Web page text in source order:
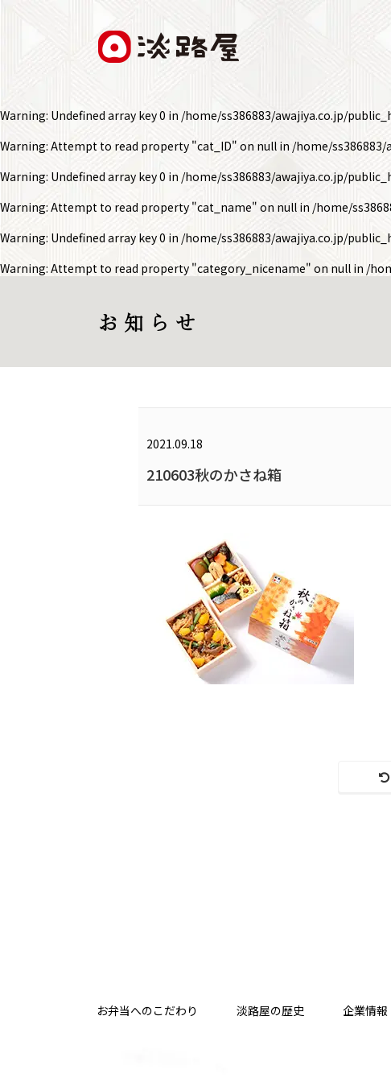
Warning: Undefined array key 0 in /home/ss386883/awajiya.co.jp/
Warning: Attempt to read property "cat_ID" on null in /home/
Warning: Undefined array key 0 in /home/ss386883/awajiya.co.jp/
Warning: Attempt to read property "cat_name" on null in /home/
Warning: Undefined array key 0 in /home/ss386883/awajiya.co.jp/
Warning: Attempt to read property "category_nicename" on null in /
お 知 ら せ
2021.09.18
210603秋のかさね箱
お弁当へのこだわり 淡路屋の歴史 企業情報